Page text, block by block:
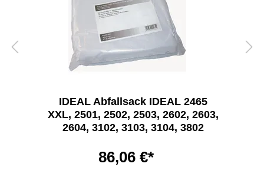
IDEAL Abfallsack IDEAL 2465
XXL, 2501, 2502, 2503, 2602, 2603,
2604, 3102, 3103, 3104, 3802
86,06 €*